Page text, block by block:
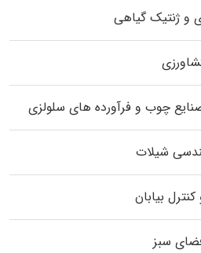
و ژنتیک گیاهی
چوب و فرآورده‌ های سلولزی
شیلات
بیابان
سبز